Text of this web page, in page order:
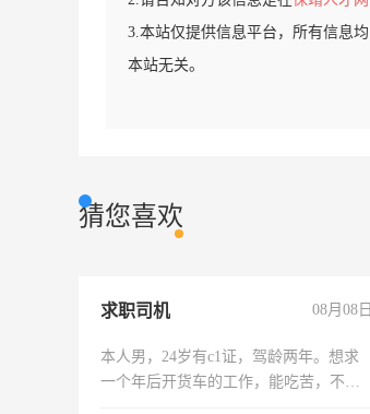
3.本站仅提供信息平台，所有信息
本站无关。
猜您喜欢
求职司机 08月08日
本人男，24岁有c1证，驾龄两年。想求
一个年后开货车的工作，能吃苦，不怕